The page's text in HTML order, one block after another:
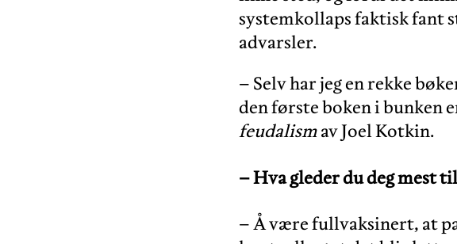
systemkollaps faktisk fant
advarsler.
– Selv har jeg en rekke
den første boken i bunken
feudalismav Joel Kotkin.
–Hva gleder du deg mest
– Å være fullvaksinert, at